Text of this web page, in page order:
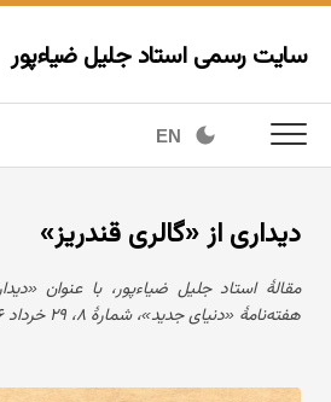
Skip
content
سایت رسمی استاد جلیل ضیاءپور
EN
دیداری از «گالری قندریز»
مقالهٔ استاد جلیل ضیاءپور، با عنوان
هفته‌نامهٔ «دنیای جدید»، شمارهٔ ۸، ۲۹ خرداد ۱۳۴۶.